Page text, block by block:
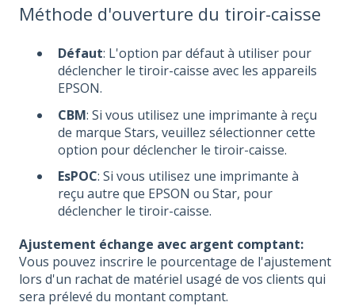
Méthode d'ouverture du tiroir-caisse
Défaut: L'option par défaut à utiliser pour
déclencher le tiroir-caisse avec les appareils
EPSON.
CBM: Si vous utilisez une imprimante à reçu
de marque Stars, veuillez sélectionner cette
option pour déclencher le tiroir-caisse.
EsPOC: Si vous utilisez une imprimante à
reçu autre que EPSON ou Star, pour
déclencher le tiroir-caisse.
Ajustement échange avec argent comptant:
Vous pouvez inscrire le pourcentage de l'ajustement
lors d'un rachat de matériel usagé de vos clients qui
sera prélevé du montant comptant.